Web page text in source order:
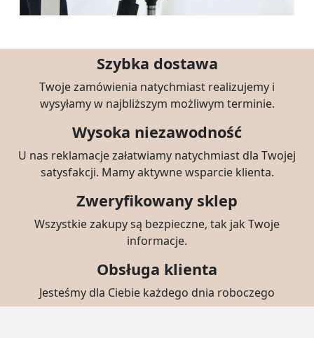
Szybka dostawa
Twoje zamówienia natychmiast realizujemy i
wysyłamy w najbliższym możliwym terminie.
Wysoka niezawodność
U nas reklamacje załatwiamy natychmiast dla Twojej
satysfakcji. Mamy aktywne wsparcie klienta.
Zweryfikowany sklep
Wszystkie zakupy są bezpieczne, tak jak Twoje
informacje.
Obsługa klienta
Jesteśmy dla Ciebie każdego dnia roboczego